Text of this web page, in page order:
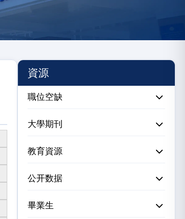
資源
職位空缺
大學期刊
教育資源
公开数据
畢業生